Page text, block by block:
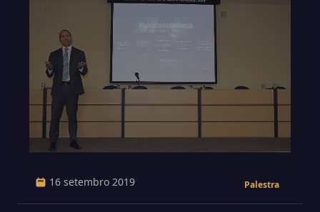
16 setembro 2019 Palestra